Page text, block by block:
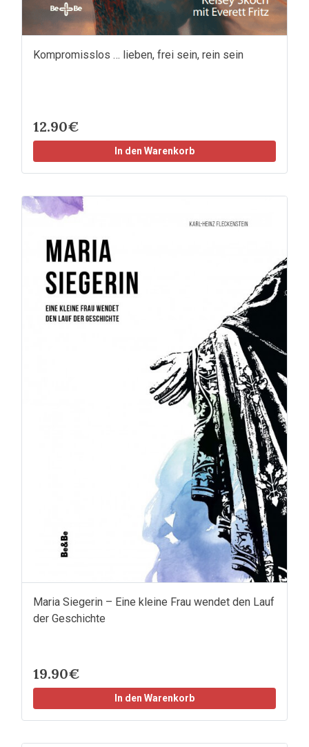
Kompromisslos … lieben, frei sein, rein sein
12.90€
In den Warenkorb
Maria Siegerin – Eine kleine Frau wendet den Lauf
der Geschichte
19.90€
In den Warenkorb